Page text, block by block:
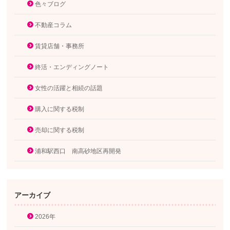
色々ブログ
不動産コラム
賃貸店舗・事務所
終活・エンディングノート
女性の活躍と相続の話題
購入に関する税制
売却に関する税制
浦和駅西口 南高砂地区再開発
アーカイブ
2026年